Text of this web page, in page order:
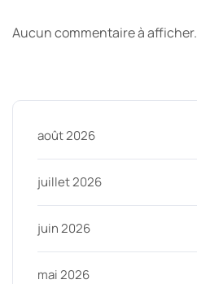
Aucun commentaire à afficher.
août 2026
juillet 2026
juin 2026
mai 2026